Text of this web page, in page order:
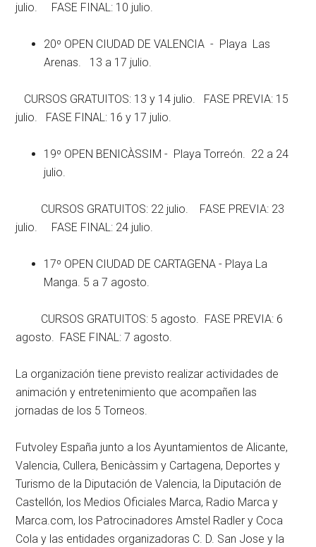
julio. FASE FINAL: 10 julio.
20º OPEN CIUDAD DE VALENCIA - Playa Las
Arenas. 13 a 17 julio.
CURSOS GRATUITOS: 13 y 14 julio. FASE PREVIA: 15
julio. FASE FINAL: 16 y 17 julio.
19º OPEN BENICÀSSIM - Playa Torreón. 22 a 24
julio.
CURSOS GRATUITOS: 22 julio. FASE PREVIA: 23
julio. FASE FINAL: 24 julio.
17º OPEN CIUDAD DE CARTAGENA - Playa La
Manga. 5 a 7 agosto.
CURSOS GRATUITOS: 5 agosto. FASE PREVIA: 6
agosto. FASE FINAL: 7 agosto.
La organización tiene previsto realizar actividades de
animación y entretenimiento que acompañen las
jornadas de los 5 Torneos.
Futvoley España junto a los Ayuntamientos de Alicante,
Valencia, Cullera, Benicàssim y Cartagena, Deportes y
Turismo de la Diputación de Valencia, la Diputación de
Castellón, los Medios Oficiales Marca, Radio Marca y
Marca.com, los Patrocinadores Amstel Radler y Coca
Cola y las entidades organizadoras C. D. San Jose y la